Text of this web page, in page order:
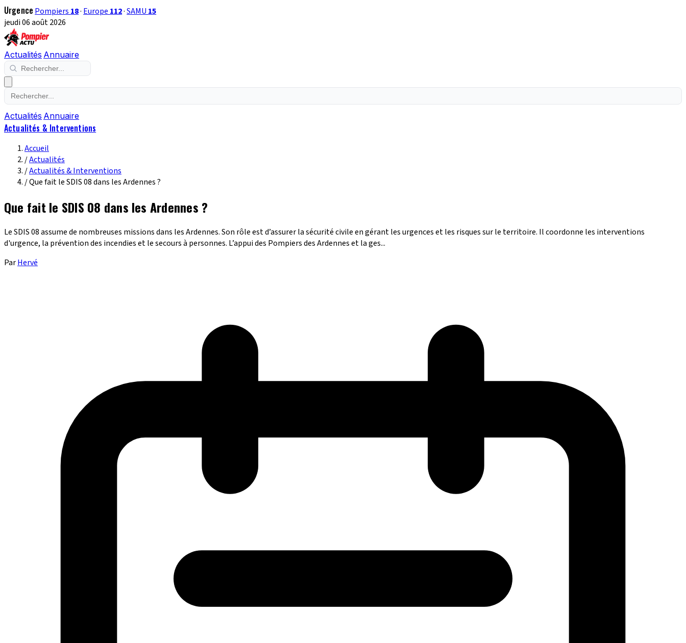
Urgence Pompiers 18· Europe 112·SAMU 15
jeudi 06 août 2026
Actualités Annuaire
Actualités Annuaire
Actualités & Interventions
Accueil
/Actualités
/Actualités & Interventions
/Que fait le SDIS 08 dans les Ardennes ?
Que fait le SDIS 08 dans les Ardennes ?
Le SDIS 08 assume de nombreuses missions dans les Ardennes. Son rôle est d’assurer la sécurité civile en gérant les urgences et les risques sur le territoire. Il coordonne les interventions
d'urgence, la prévention des incendies et le secours à personnes. L’appui des Pompiers des Ardennes et la ges...
ParHervé